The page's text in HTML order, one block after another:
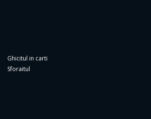
Ghicitul in carti
Sforaitul